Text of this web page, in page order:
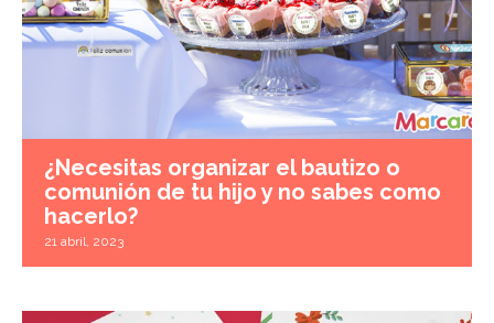
¿Necesitas organizar el bautizo o
comunión de tu hijo y no sabes como
hacerlo?
21 abril, 2023